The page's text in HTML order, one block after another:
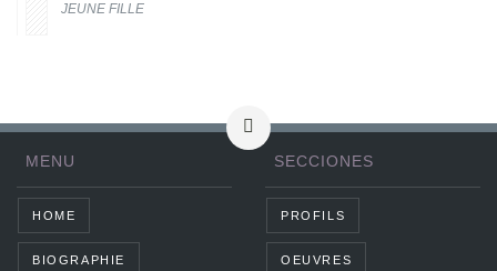
JEUNE FILLE
MENU
HOME
BIOGRAPHIE
SECCIONES
PROFILS
OEUVRES